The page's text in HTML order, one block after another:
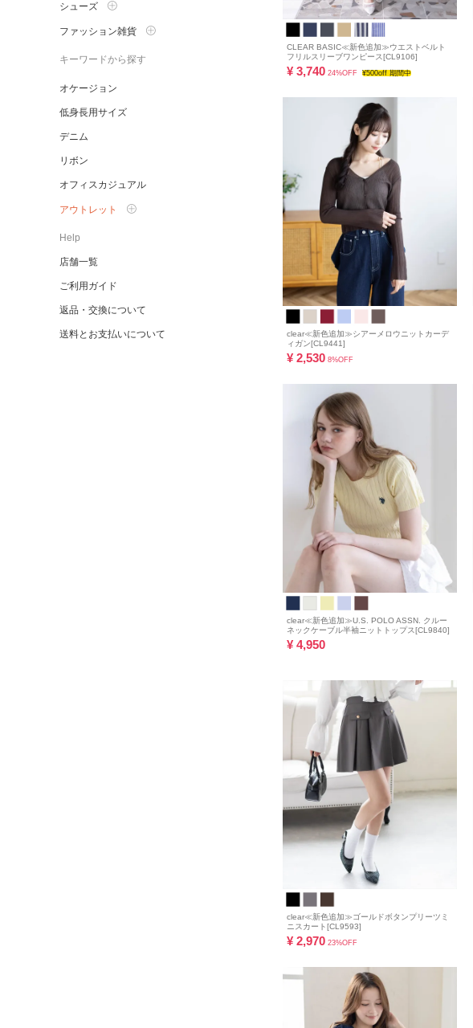
シューズ
ファッション雑貨
キーワードから探す
オケージョン
低身長用サイズ
デニム
リボン
オフィスカジュアル
アウトレット
Help
店舗一覧
ご利用ガイド
返品・交換について
送料とお支払いについて
CLEAR BASIC≪新色追加≫ウエストベルト
フリルスリーブワンピース[CL9106]
¥ 3,740 24%OFF ¥500off 期間中
clear≪新色追加≫シアーメロウニットカーデ
ィガン[CL9441]
¥ 2,530 8%OFF
clear≪新色追加≫U.S. POLO ASSN. クルー
ネックケーブル半袖ニットトップス[CL9840]
¥ 4,950
clear≪新色追加≫ゴールドボタンプリーツミ
ニスカート[CL9593]
¥ 2,970 23%OFF